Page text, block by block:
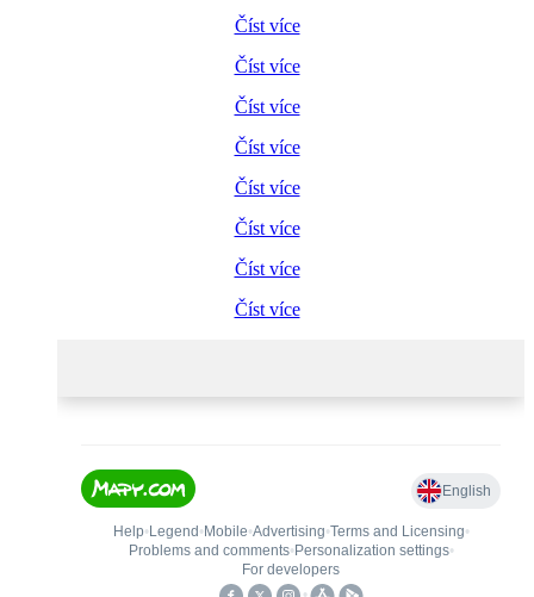
Číst více
Číst více
Číst více
Číst více
Číst více
Číst více
Číst více
Číst více